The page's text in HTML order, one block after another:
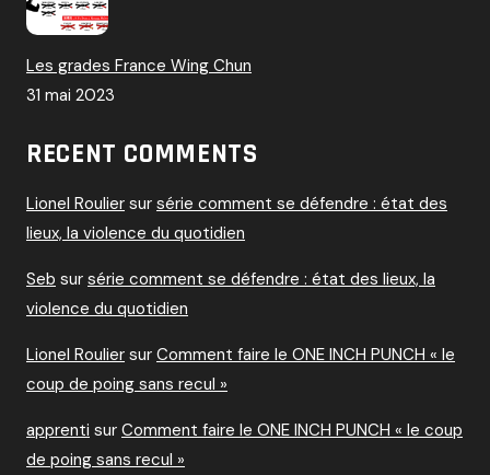
Les grades France Wing Chun
31 mai 2023
RECENT COMMENTS
Lionel Roulier sur série comment se défendre : état des
lieux, la violence du quotidien
Seb sur série comment se défendre : état des lieux, la
violence du quotidien
Lionel Roulier sur Comment faire le ONE INCH PUNCH « le
coup de poing sans recul »
apprenti sur Comment faire le ONE INCH PUNCH « le coup
de poing sans recul »